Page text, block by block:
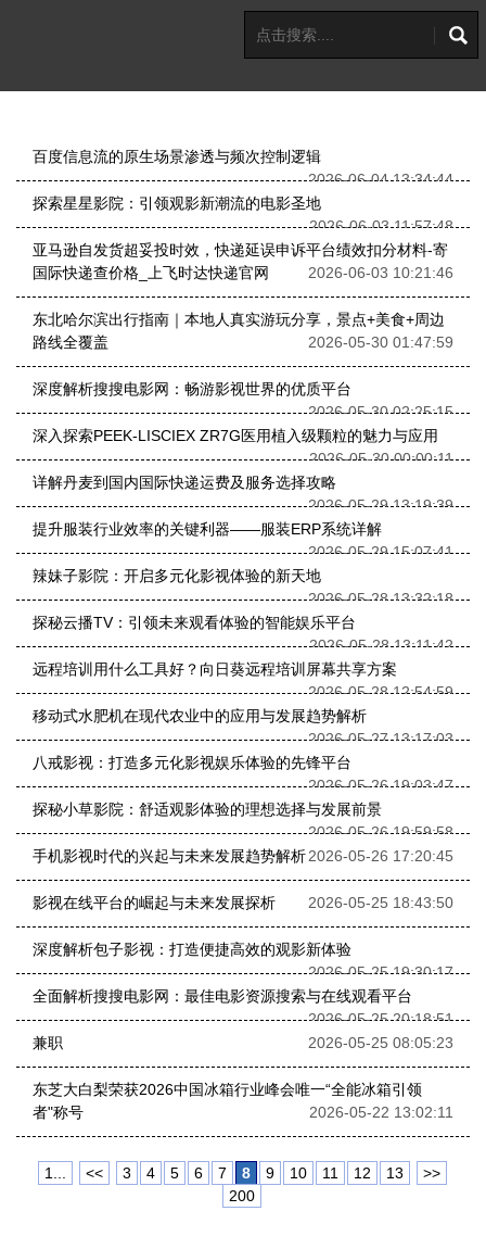
百度信息流的原生场景渗透与频次控制逻辑
2026-06-04 13:34:44
探索星星影院：引领观影新潮流的电影圣地
2026-06-03 11:57:48
亚马逊自发货超妥投时效，快递延误申诉平台绩效扣分材料-寄
国际快递查价格_上飞时达快递官网
2026-06-03 10:21:46
东北哈尔滨出行指南｜本地人真实游玩分享，景点+美食+周边
路线全覆盖
2026-05-30 01:47:59
深度解析搜搜电影网：畅游影视世界的优质平台
2026-05-30 02:25:15
深入探索PEEK-LISCIEX ZR7G医用植入级颗粒的魅力与应用
2026-05-30 00:00:11
详解丹麦到国内国际快递运费及服务选择攻略
2026-05-29 13:19:39
提升服装行业效率的关键利器——服装ERP系统详解
2026-05-29 15:07:41
辣妹子影院：开启多元化影视体验的新天地
2026-05-28 13:32:18
探秘云播TV：引领未来观看体验的智能娱乐平台
2026-05-28 13:11:42
远程培训用什么工具好？向日葵远程培训屏幕共享方案
2026-05-28 12:54:59
移动式水肥机在现代农业中的应用与发展趋势解析
2026-05-27 13:17:03
八戒影视：打造多元化影视娱乐体验的先锋平台
2026-05-26 19:03:47
探秘小草影院：舒适观影体验的理想选择与发展前景
2026-05-26 19:59:58
手机影视时代的兴起与未来发展趋势解析2026-05-26 17:20:45
影视在线平台的崛起与未来发展探析 2026-05-25 18:43:50
深度解析包子影视：打造便捷高效的观影新体验
2026-05-25 19:30:17
全面解析搜搜电影网：最佳电影资源搜索与在线观看平台
2026-05-25 20:18:51
兼职
2026-05-25 08:05:23
东芝大白梨荣获2026中国冰箱行业峰会唯一“全能冰箱引领
者"称号
2026-05-22 13:02:11
1... << 3 4 5 6 7 8 9 10 11 12 13
>>
200